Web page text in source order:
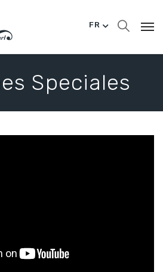
FR
Speciales